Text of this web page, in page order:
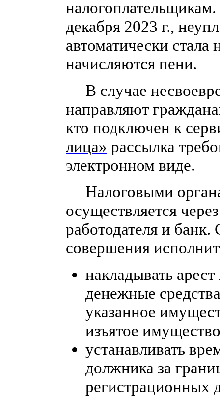
декабря 2023 г.,
автоматически
начисляются пени.
В случае
направляют
кто подключен к
лица» рассылка
электронном виде.
Налоговыми
осуществляется
работодателя и
совершения
накладывать
денежные
указанное
изъятое
устанавливать
должника за
регистрационных